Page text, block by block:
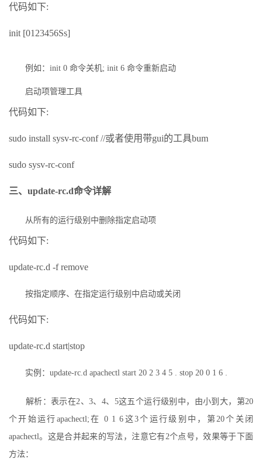
代码如下:
init [0123456Ss]
例如：init 0 命令关机; init 6 命令重新启动
启动项管理工具
代码如下:
sudo install sysv-rc-conf //或者使用带gui的工具bum
sudo sysv-rc-conf
三、update-rc.d命令详解
从所有的运行级别中删除指定启动项
代码如下:
update-rc.d -f remove
按指定顺序、在指定运行级别中启动或关闭
代码如下:
update-rc.d start|stop
实例：update-rc.d apachectl start 20 2 3 4 5 . stop 20 0 1 6 .
解析：表示在2、3、4、5这五个运行级别中，由小到大，第20
个开始运行apachectl;在 0 1 6这3个运行级别中，第20个关闭
apachectl。这是合并起来的写法，注意它有2个点号，效果等于下面
方法：